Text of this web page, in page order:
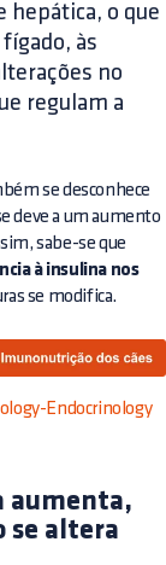
hepática, o que
às
no
regulam a
se desconhece
deve a um aumento
sabe-se que
à insulina nos
se modifica.
Endocrinology
aumenta,
se altera